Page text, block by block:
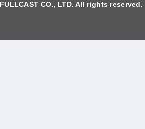
FULLCAST CO., LTD. All rights reserved.